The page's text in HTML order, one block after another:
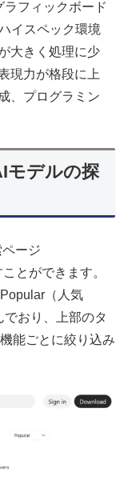
ラフィックボード
イスペック環境
大きく処理に少
現力が格段に上
、プログラミン
モデルの探
ージ
とができます。
（人気
おり、上部のタ
能ごとに絞り込み